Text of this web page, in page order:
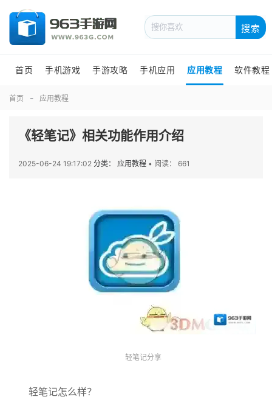
搜索
首页 手机游戏 手游攻略 手机应用 应用教程 软件教程
首页 应用教程
《轻笔记》相关功能作用介绍
2025-06-24 19:17:02 分类： 应用教程 • 阅读： 661
轻笔记分享
轻笔记怎么样？